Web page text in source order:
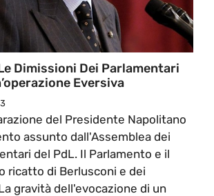
Dimissioni Dei Parlamentari
Eversiva
del Presidente Napolitano
assunto dall'Assemblea dei
del PdL. Il Parlamento e il
ricatto di Berlusconi e dei
gravità dell'evocazione di un